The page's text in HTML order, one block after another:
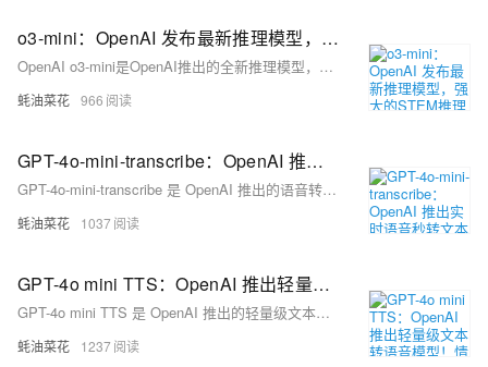
o3-mini：OpenAI 发布最新推理模型，强大的STEM推理能力，灵活调整推理强度
OpenAI o3-mini是OpenAI推出的全新推理模型，专为科学、数学和编程等技术领域优化，支持三种推理强度，灵活调整性能。
蚝油菜花 966
GPT-4o-mini-transcribe：OpenAI 推出实时语音秒转文本模型！高性价比每分钟0.003美元
GPT-4o-mini-transcribe 是 OpenAI 推出的语音转文本模型，基于 GPT-4o-mini 架构，采用知识蒸馏技术，适合在资源受限的设备上运行，具有高效、实时和高性价比的特点。
蚝油菜花 1037
GPT-4o mini TTS：OpenAI 推出轻量级文本转语音模型！情感操控+白菜价冲击配音圈
GPT-4o mini TTS 是 OpenAI 推出的轻量级文本转语音模型，支持多语言、多情感控制，适用于智能客服、教育学习、智能助手等多种场景。
蚝油菜花 1237